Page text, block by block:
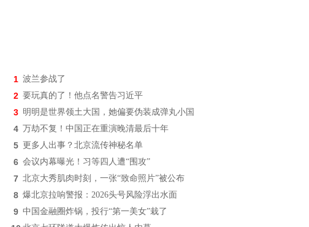
1 波兰参战了
2 要玩真的了！他点名警告习近平
3 明明是世界领土大国，她偏要伪装成弹丸小国
4 万劫不复！中国正在重演晚清最后十年
5 更多人出事？北京流传神秘名单
6 会议内幕曝光！习等四人遭“围攻”
7 北京大秀肌肉时刻，一张“致命照片”被公布
8 爆北京拉响警报：2026头号风险浮出水面
9 中国金融圈炸锅，投行“第一美女”栽了